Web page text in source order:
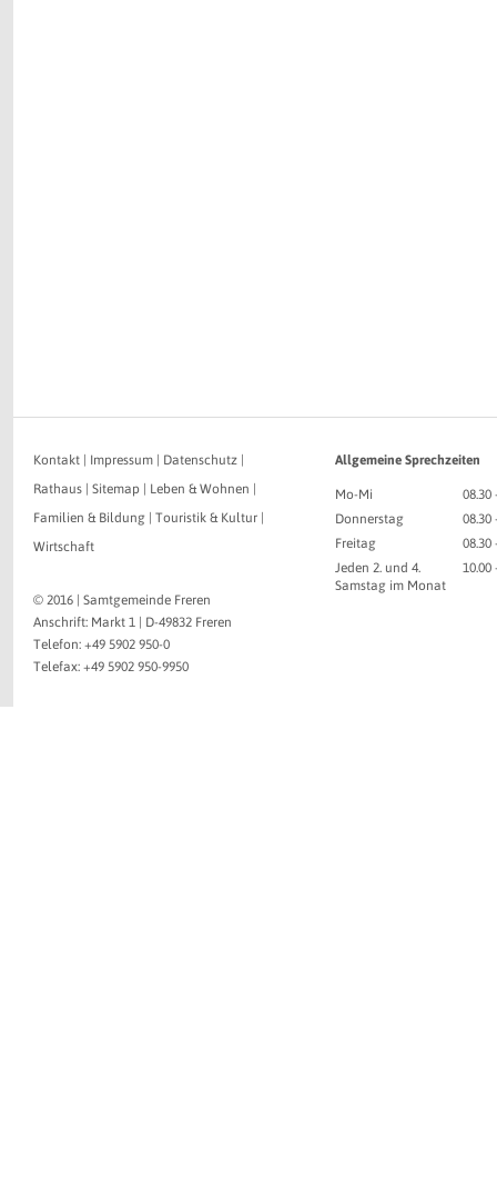
Kontakt Impressum Datenschutz
Rathaus
Sitemap Leben & Wohnen
Familien & Bildung
Touristik & Kultur
Wirtschaft
© 2016 | Samtgemeinde Freren
Anschrift: Markt 1 | D-49832 Freren
Telefon: +49 5902 950-0
Telefax: +49 5902 950-9950
Allgemeine Sprechzeiten
Mo-Mi
08.30
Donnerstag
08.30
Freitag
08.30
Jeden 2. und 4.
Samstag im Monat